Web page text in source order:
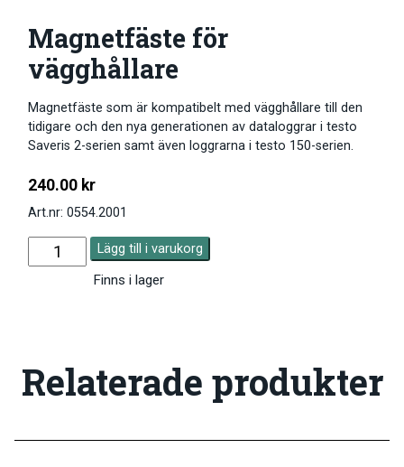
Magnetfäste för
vägghållare
Magnetfäste som är kompatibelt med vägghållare till den
tidigare och den nya generationen av dataloggrar i testo
Saveris 2-serien samt även loggrarna i testo 150-serien.
240.00 kr
Art.nr: 0554.2001
Lägg till i varukorg
Finns i lager
Relaterade produkter